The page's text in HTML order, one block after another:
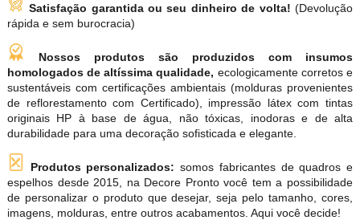
Satisfação garantida ou seu dinheiro de volta!(Devolução
rápida e sem burocracia)
Nossos produtos são produzidos com insumos
homologados de altíssima qualidade, ecologicamente corretos e
sustentáveis com certificações ambientais (molduras provenientes
de reflorestamento com Certificado), impressão látex com tintas
originais HP à base de água, não tóxicas, inodoras e de alta
durabilidade para uma decoração sofisticada e elegante.
Produtos personalizados: somos fabricantes de quadros e
espelhos desde 2015, na Decore Pronto você tem a possibilidade
de personalizar o produto que desejar, seja pelo tamanho, cores,
imagens, molduras, entre outros acabamentos. Aqui você decide!